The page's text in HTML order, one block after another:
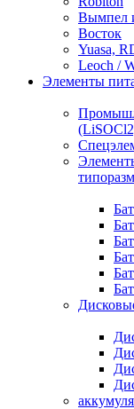
Вымпел
Восток
Yuasa,
Leoch /
Элементы